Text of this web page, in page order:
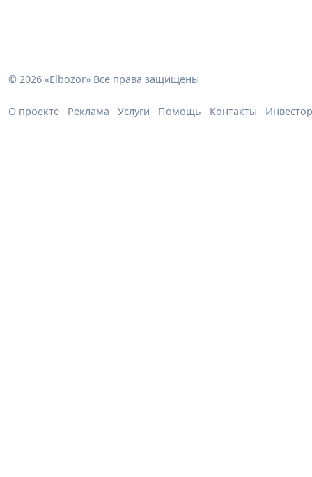
© 2026 «Elbozor» Все права защищены
О проекте Реклама Услуги Помощь Контакты